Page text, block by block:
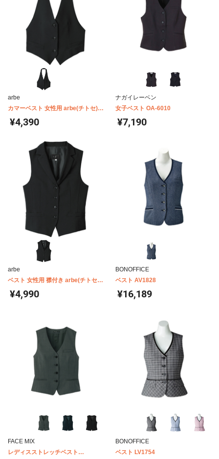
arbe
カマーベスト 女性用 arbe(チトセ)
AS8066
¥4,390
ナガイレーベン
女子ベスト OA-6010
¥7,190
arbe
ベスト 女性用 襟付き arbe(チトセ)
AS8062
¥4,990
BONOFFICE
ベスト AV1828
¥16,189
FACE MIX
レディスストレッチベスト
BONOFFICE
ベスト LV1754